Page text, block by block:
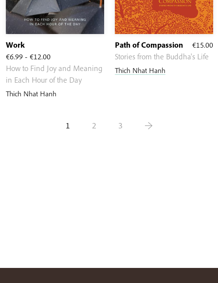
€6.99 - €12.00Rango
de
precios:
desde
€12.00
Work
How to Find Joy and Meaning
in Each Hour of the Day
Thich Nhat Hanh
€15.00
Path of Compassion
Stories from the Buddha's Life
Thich Nhat Hanh
1 2 3 →